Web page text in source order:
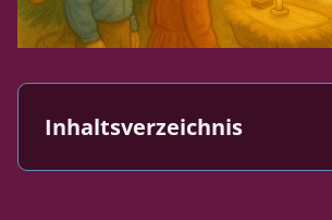
Inhaltsverzeichnis